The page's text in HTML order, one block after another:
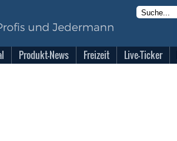
Produkt-News Freizeit Live-Ticker